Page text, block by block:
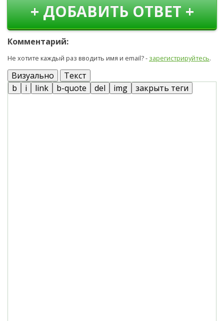
+ ДОБАВИТЬ ОТВЕТ +
Комментарий:
Не хотите каждый раз вводить имя и email? - зарегистрируйтесь.
Визуально Текст